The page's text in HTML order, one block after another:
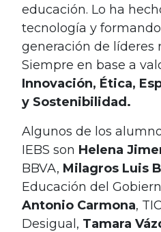
educación. Lo ha
tecnología y
generación de líderes
Siempre en base a
Innovación, Ética,
y Sostenibilidad.
Algunos de los
IEBS son Helena
BBVA, Milagros Luis
Educación del
Antonio Carmona,
Desigual, Tamara